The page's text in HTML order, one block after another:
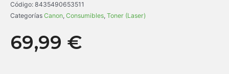
Código: 8435490653511
Categorías Canon, Consumibles, Toner (Laser)
69,99 €